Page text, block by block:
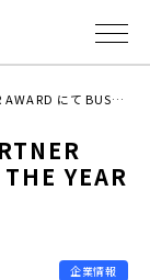
クラウドエース、 trocco®︎ PARTNER AWARD にて BUSINESS OF THE YEAR を受賞！
YEAR
企業情報